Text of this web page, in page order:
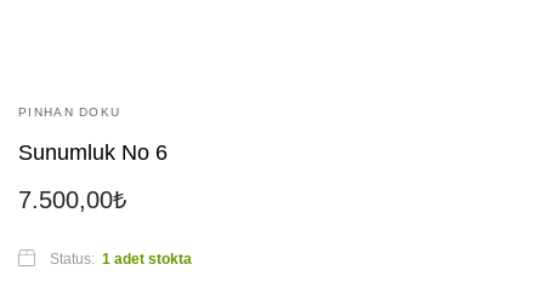
getirdik.
PINHAN DOKU
Sunumluk No 6
7.500,00₺
Status: 1 adet stokta